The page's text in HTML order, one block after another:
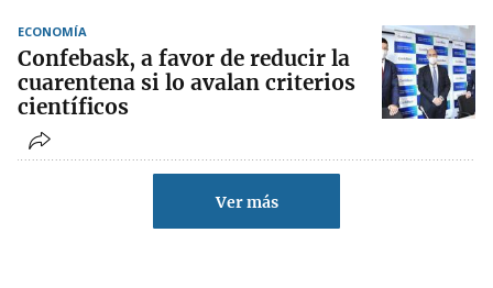
ECONOMÍA
Confebask, a favor de reducir la
cuarentena si lo avalan criterios
científicos
Ver más